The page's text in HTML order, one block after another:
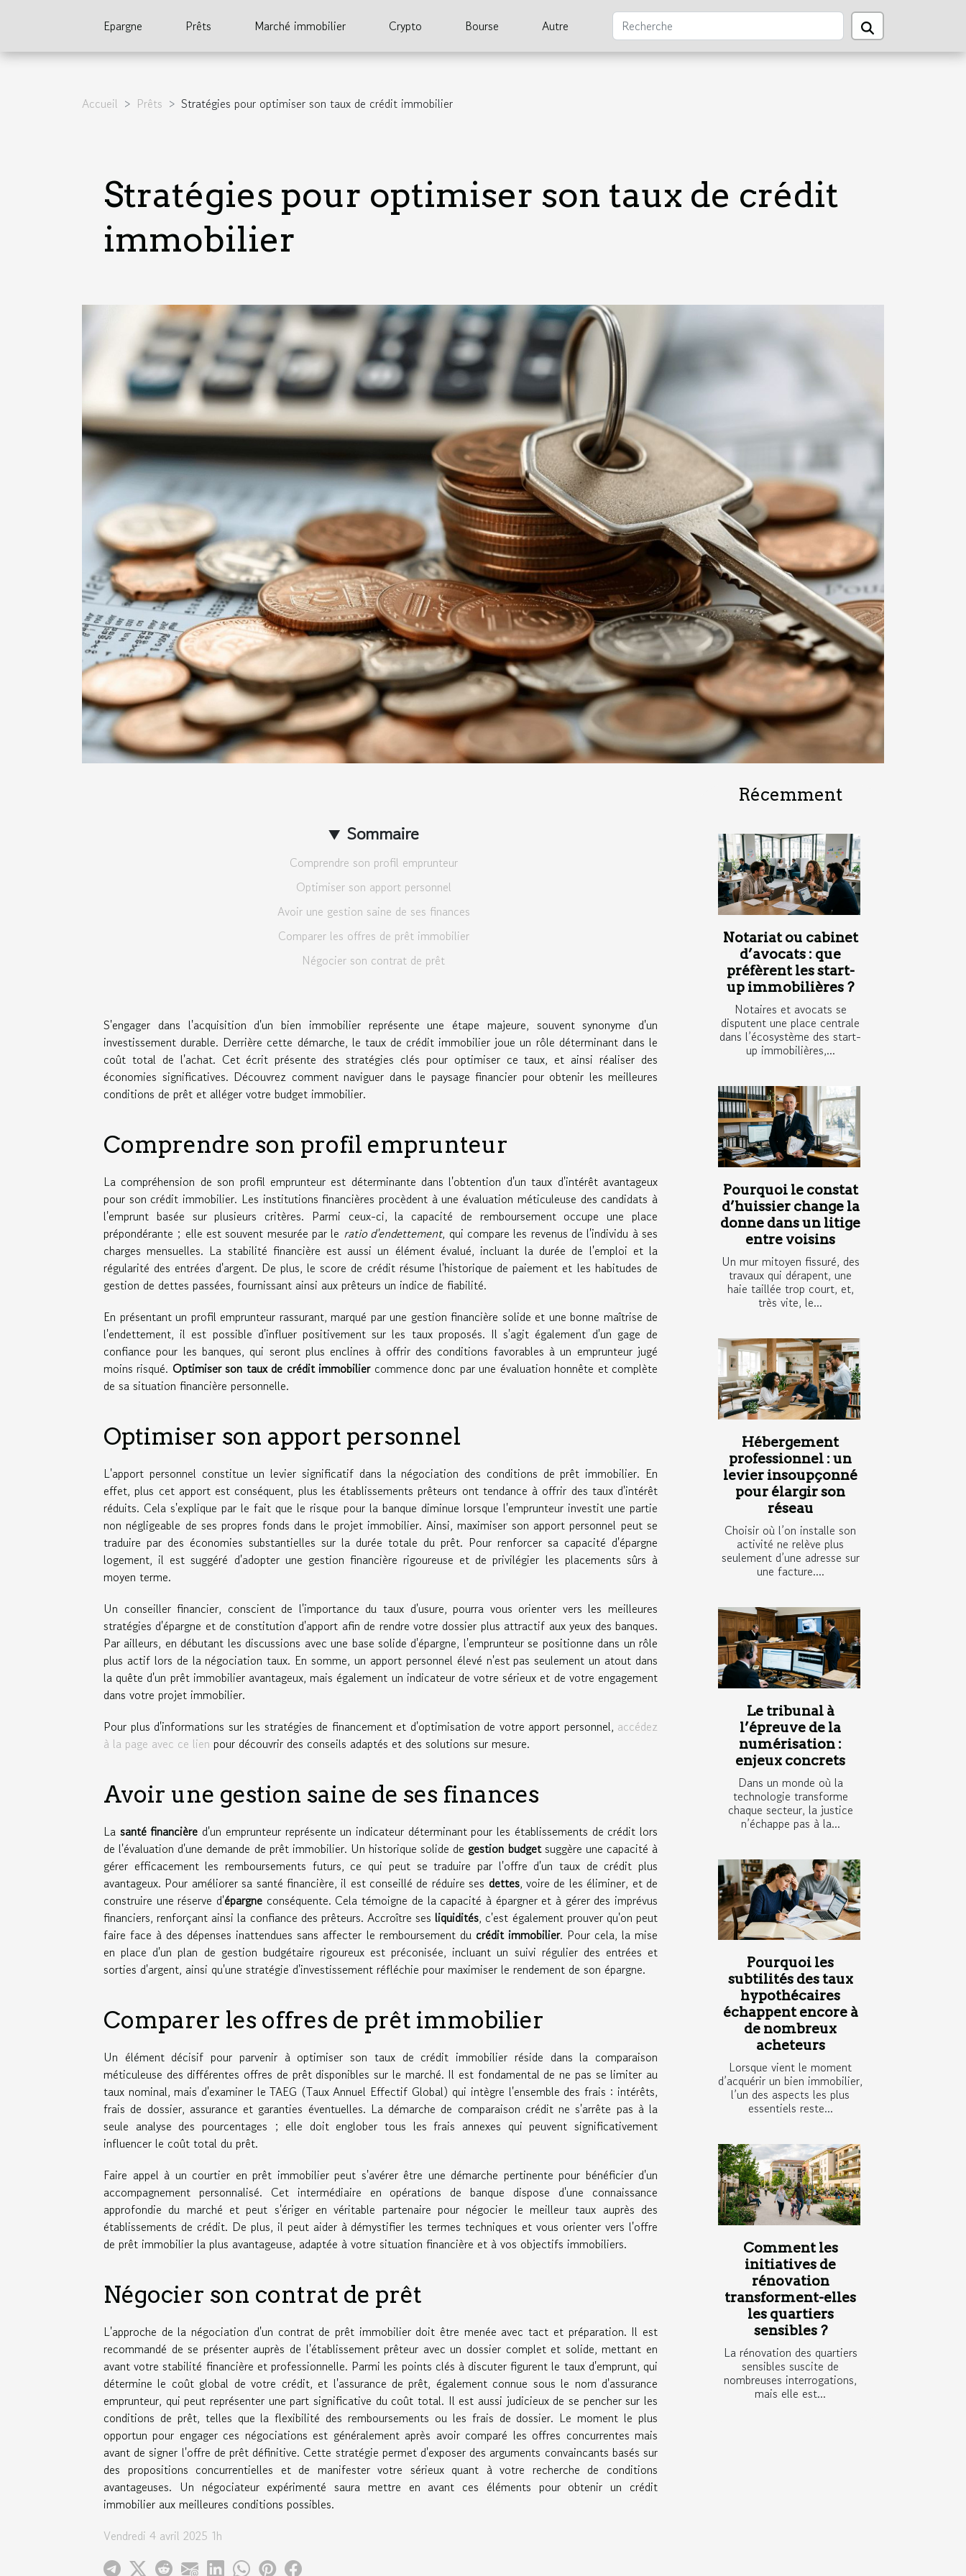
Epargne Prêts Marché immobilier Crypto Bourse Autre
Accueil Prêts Stratégies pour optimiser son taux de crédit immobilier
Stratégies pour optimiser son taux de crédit
immobilier
Sommaire
Comprendre son profil emprunteur
Optimiser son apport personnel
Avoir une gestion saine de ses finances
Comparer les offres de prêt immobilier
Négocier son contrat de prêt
S'engager dans l'acquisition d'un bien immobilier représente une étape majeure, souvent synonyme d'un
investissement durable. Derrière cette démarche, le taux de crédit immobilier joue un rôle déterminant dans le
coût total de l'achat. Cet écrit présente des stratégies clés pour optimiser ce taux, et ainsi réaliser des
économies significatives. Découvrez comment naviguer dans le paysage financier pour obtenir les meilleures
conditions de prêt et alléger votre budget immobilier.
Comprendre son profil emprunteur
La compréhension de son profil emprunteur est déterminante dans l'obtention d'un taux d'intérêt avantageux
pour son crédit immobilier. Les institutions financières procèdent à une évaluation méticuleuse des candidats à
l'emprunt basée sur plusieurs critères. Parmi ceux-ci, la capacité de remboursement occupe une place
prépondérante ; elle est souvent mesurée par le ratio d'endettement, qui compare les revenus de l'individu à ses
charges mensuelles. La stabilité financière est aussi un élément évalué, incluant la durée de l'emploi et la
régularité des entrées d'argent. De plus, le score de crédit résume l'historique de paiement et les habitudes de
gestion de dettes passées, fournissant ainsi aux prêteurs un indice de fiabilité.
En présentant un profil emprunteur rassurant, marqué par une gestion financière solide et une bonne maîtrise de
l'endettement, il est possible d'influer positivement sur les taux proposés. Il s'agit également d'un gage de
confiance pour les banques, qui seront plus enclines à offrir des conditions favorables à un emprunteur jugé
moins risqué. Optimiser son taux de crédit immobiliercommence donc par une évaluation honnête et complète
de sa situation financière personnelle.
Optimiser son apport personnel
L'apport personnel constitue un levier significatif dans la négociation des conditions de prêt immobilier. En
effet, plus cet apport est conséquent, plus les établissements prêteurs ont tendance à offrir des taux d'intérêt
réduits. Cela s'explique par le fait que le risque pour la banque diminue lorsque l'emprunteur investit une partie
non négligeable de ses propres fonds dans le projet immobilier. Ainsi, maximiser son apport personnel peut se
traduire par des économies substantielles sur la durée totale du prêt. Pour renforcer sa capacité d'épargne
logement, il est suggéré d'adopter une gestion financière rigoureuse et de privilégier les placements sûrs à
moyen terme.
Un conseiller financier, conscient de l'importance du taux d'usure, pourra vous orienter vers les meilleures
stratégies d'épargne et de constitution d'apport afin de rendre votre dossier plus attractif aux yeux des banques.
Par ailleurs, en débutant les discussions avec une base solide d'épargne, l'emprunteur se positionne dans un rôle
plus actif lors de la négociation taux. En somme, un apport personnel élevé n'est pas seulement un atout dans
la quête d'un prêt immobilier avantageux, mais également un indicateur de votre sérieux et de votre engagement
dans votre projet immobilier.
Pour plus d'informations sur les stratégies de financement et d'optimisation de votre apport personnel, accédez
à la page avec ce lien pour découvrir des conseils adaptés et des solutions sur mesure.
Avoir une gestion saine de ses finances
La santé financière d'un emprunteur représente un indicateur déterminant pour les établissements de crédit lors
de l'évaluation d'une demande de prêt immobilier. Un historique solide de gestion budgetsuggère une capacité à
gérer efficacement les remboursements futurs, ce qui peut se traduire par l'offre d'un taux de crédit plus
avantageux. Pour améliorer sa santé financière, il est conseillé de réduire ses dettes, voire de les éliminer, et de
construire une réserve d'épargne conséquente. Cela témoigne de la capacité à épargner et à gérer des imprévus
financiers, renforçant ainsi la confiance des prêteurs. Accroître ses liquidités, c'est également prouver qu'on peut
faire face à des dépenses inattendues sans affecter le remboursement du crédit immobilier. Pour cela, la mise
en place d'un plan de gestion budgétaire rigoureux est préconisée, incluant un suivi régulier des entrées et
sorties d'argent, ainsi qu'une stratégie d'investissement réfléchie pour maximiser le rendement de son épargne.
Comparer les offres de prêt immobilier
Un élément décisif pour parvenir à optimiser son taux de crédit immobilier réside dans la comparaison
méticuleuse des différentes offres de prêt disponibles sur le marché. Il est fondamental de ne pas se limiter au
taux nominal, mais d'examiner le TAEG (Taux Annuel Effectif Global) qui intègre l'ensemble des frais : intérêts,
frais de dossier, assurance et garanties éventuelles. La démarche de comparaison crédit ne s'arrête pas à la
seule analyse des pourcentages ; elle doit englober tous les frais annexes qui peuvent significativement
influencer le coût total du prêt.
Faire appel à un courtier en prêt immobilier peut s'avérer être une démarche pertinente pour bénéficier d'un
accompagnement personnalisé. Cet intermédiaire en opérations de banque dispose d'une connaissance
approfondie du marché et peut s'ériger en véritable partenaire pour négocier le meilleur taux auprès des
établissements de crédit. De plus, il peut aider à démystifier les termes techniques et vous orienter vers l'offre
de prêt immobilier la plus avantageuse, adaptée à votre situation financière et à vos objectifs immobiliers.
Négocier son contrat de prêt
L'approche de la négociation d'un contrat de prêt immobilier doit être menée avec tact et préparation. Il est
recommandé de se présenter auprès de l'établissement prêteur avec un dossier complet et solide, mettant en
avant votre stabilité financière et professionnelle. Parmi les points clés à discuter figurent le taux d'emprunt, qui
détermine le coût global de votre crédit, et l'assurance de prêt, également connue sous le nom d'assurance
emprunteur, qui peut représenter une part significative du coût total. Il est aussi judicieux de se pencher sur les
conditions de prêt, telles que la flexibilité des remboursements ou les frais de dossier. Le moment le plus
opportun pour engager ces négociations est généralement après avoir comparé les offres concurrentes mais
avant de signer l'offre de prêt définitive. Cette stratégie permet d'exposer des arguments convaincants basés sur
des propositions concurrentielles et de manifester votre sérieux quant à votre recherche de conditions
avantageuses. Un négociateur expérimenté saura mettre en avant ces éléments pour obtenir un crédit
immobilier aux meilleures conditions possibles.
Vendredi 4 avril 2025 1h
Récemment
Notariat ou cabinet
d’avocats : que
préfèrent les start-
up immobilières ?
Notaires et avocats se
disputent une place centrale
dans l’écosystème des start-
up immobilières,...
Pourquoi le constat
d’huissier change la
donne dans un litige
entre voisins
Un mur mitoyen fissuré, des
travaux qui dérapent, une
haie taillée trop court, et,
très vite, le...
Hébergement
professionnel : un
levier insoupçonné
pour élargir son
réseau
Choisir où l’on installe son
activité ne relève plus
seulement d’une adresse sur
une facture....
Le tribunal à
l’épreuve de la
numérisation :
enjeux concrets
Dans un monde où la
technologie transforme
chaque secteur, la justice
n’échappe pas à la...
Pourquoi les
subtilités des taux
hypothécaires
échappent encore à
de nombreux
acheteurs
Lorsque vient le moment
d’acquérir un bien immobilier,
l’un des aspects les plus
essentiels reste...
Comment les
initiatives de
rénovation
transforment-elles
les quartiers
sensibles ?
La rénovation des quartiers
sensibles suscite de
nombreuses interrogations,
mais elle est...